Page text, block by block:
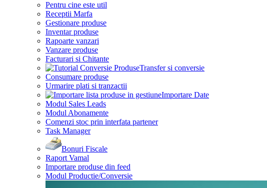
Pentru cine este util
Receptii Marfa
Gestionare produse
Inventar produse
Rapoarte vanzari
Vanzare produse
Facturari si Chitante
Transfer si conversie
Consumare produse
Urmarire plati si tranzactii
Importare Date
Modul Sales Leads
Modul Abonamente
Comenzi stoc prin interfata partener
Task Manager
Bonuri Fiscale
Raport Vamal
Importare produse din feed
Modul Productie/Conversie